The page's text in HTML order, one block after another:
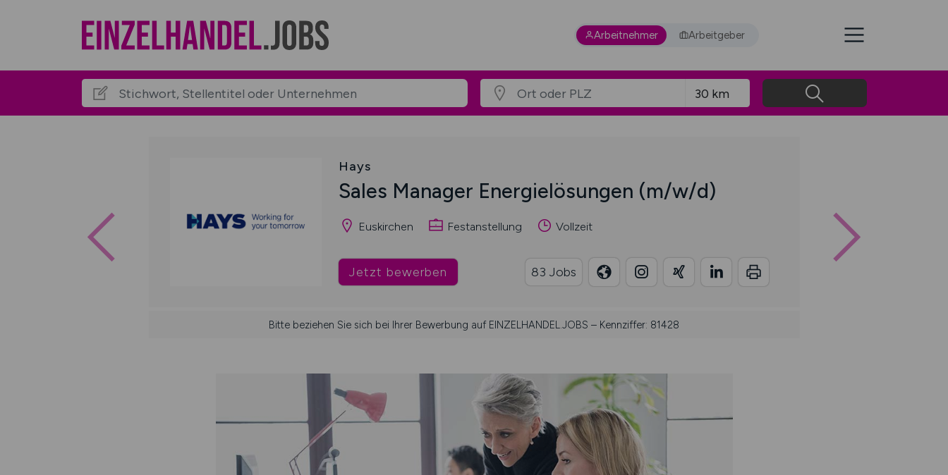
Arbeitnehmer Arbeitgeber
Hays
Sales Manager Energielösungen (m/w/d)
Euskirchen Festanstellung Vollzeit
Jetzt bewerben 83 Jobs
Bitte beziehen Sie sich bei Ihrer Bewerbung auf EINZELHANDEL.JOBS – Kennziffer: 81428